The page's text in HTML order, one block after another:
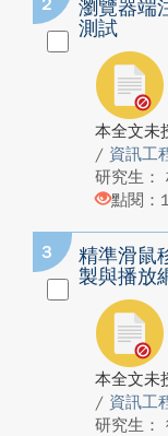
2
瀏覽器端
測試
本全文未
/ 資訊工
研究生：
點閱：
3
精準滑鼠
製與播放
本全文未
/ 資訊工
研究生：